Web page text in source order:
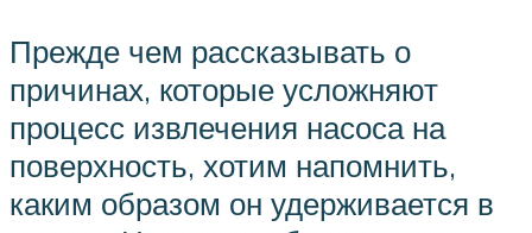
Прежде чем рассказывать о
причинах, которые усложняют
процесс извлечения насоса на
поверхность, хотим напомнить,
каким образом он удерживается в